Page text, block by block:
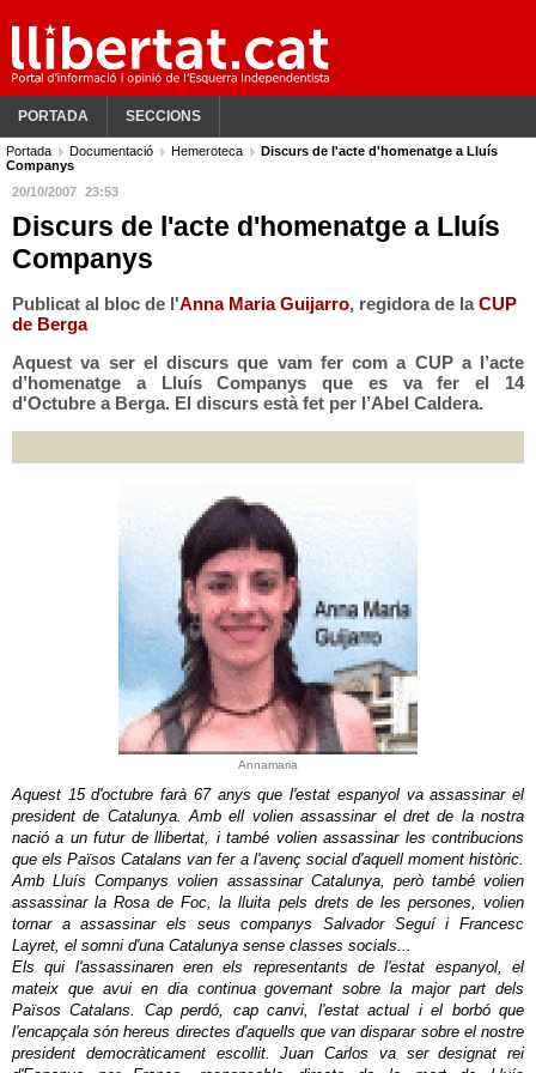
PORTADA SECCIONS
Portada Documentació Hemeroteca
Discurs de l'acte d'homenatge a Lluís
Companys
20/10/2007 23:53
Discurs de l'acte d'homenatge a Lluís
Companys
Publicat al bloc de l'Anna Maria Guijarro, regidora de laCUP
de Berga
Aquest va ser el discurs que vam fer com a CUP a l’acte
d’homenatge a Lluís Companys que es va fer el 14
d'Octubre a Berga. El discurs està fet per l’Abel Caldera.
Annamaria
Aquest 15 d'octubre farà 67 anys que l'estat espanyol va assassinar el
president de Catalunya. Amb ell volien assassinar el dret de la nostra
nació a un futur de llibertat, i també volien assassinar les contribucions
que els Països Catalans van fer a l'avenç social d'aquell moment històric.
Amb Lluís Companys volien assassinar Catalunya, però també volien
assassinar la Rosa de Foc, la lluita pels drets de les persones, volien
tornar a assassinar els seus companys Salvador Seguí i Francesc
Layret, el somni d'una Catalunya sense classes socials...
Els qui l'assassinaren eren els representants de l'estat espanyol, el
mateix que avui en dia continua governant sobre la major part dels
Països Catalans. Cap perdó, cap canvi, l'estat actual i el borbó que
l'encapçala són hereus directes d'aquells que van disparar sobre el nostre
president democràticament escollit. Juan Carlos va ser designat rei